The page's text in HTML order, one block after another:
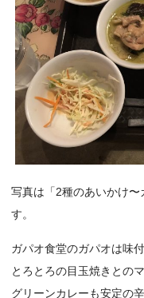
写真は「2種のあいかけ
す。
ガパオ食堂のガパオは味
とろとろの目玉焼きとの
グリーンカレーも安定の